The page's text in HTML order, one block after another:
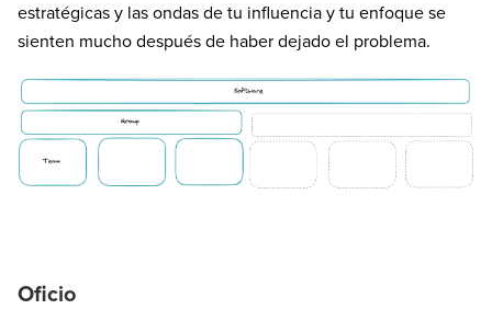
estratégicas y las ondas de tu influencia y tu enfoque se
sienten mucho después de haber dejado el problema.
Oficio